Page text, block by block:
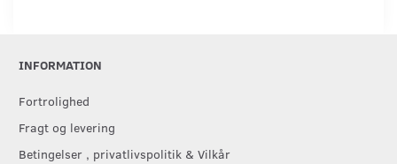
INFORMATION
Fortrolighed
Fragt og levering
Betingelser , privatlivspolitik & Vilkår